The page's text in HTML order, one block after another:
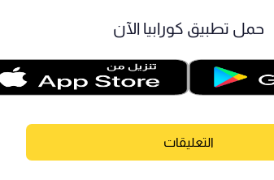
حمل تطبيق كورابيا الآن
التعليقات